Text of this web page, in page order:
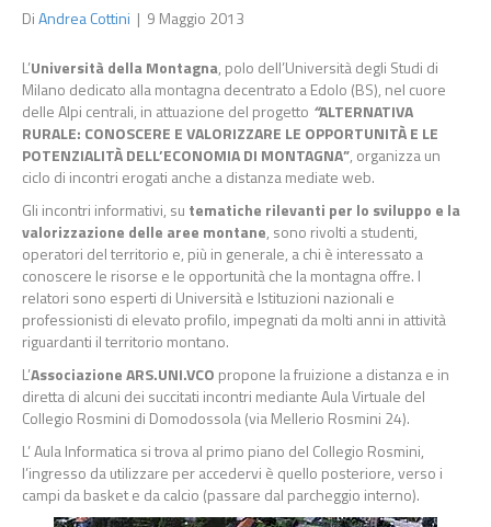
DiAndrea Cottini | 9 Maggio 2013
L’Università della Montagna, polo dell’Università degli Studi di
Milano dedicato alla montagna decentrato a Edolo (BS), nel cuore
delle Alpi centrali, in attuazione del progetto “ALTERNATIVA
RURALE: CONOSCERE E VALORIZZARE LE OPPORTUNITÀ E LE
POTENZIALITÀ DELL’ECONOMIA DI MONTAGNA”, organizza un
ciclo di incontri erogati anche a distanza mediate web.
Gli incontri informativi, su tematiche rilevanti per lo sviluppo e la
valorizzazione delle aree montane, sono rivolti a studenti,
operatori del territorio e, più in generale, a chi è interessato a
conoscere le risorse e le opportunità che la montagna offre. I
relatori sono esperti di Università e Istituzioni nazionali e
professionisti di elevato profilo, impegnati da molti anni in attività
riguardanti il territorio montano.
L’AssociazioneARS.UNI.VCO propone la fruizione a distanza e in
diretta di alcuni dei succitati incontri mediante Aula Virtuale del
Collegio Rosmini di Domodossola (via Mellerio Rosmini 24).
L’ Aula Informatica si trova al primo piano del Collegio Rosmini,
l’ingresso da utilizzare per accedervi è quello posteriore, verso i
campi da basket e da calcio (passare dal parcheggio interno).